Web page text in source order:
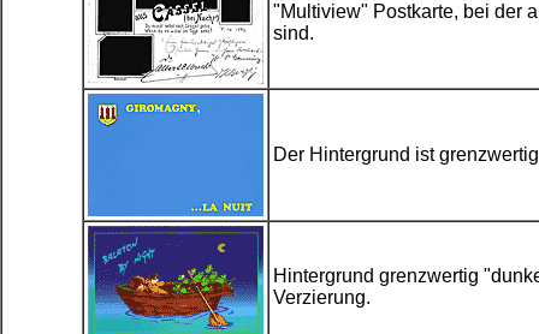
"Multiview" Postkarte, bei der
sind.
Der Hintergrund ist
Hintergrund grenzwertig
Verzierung.